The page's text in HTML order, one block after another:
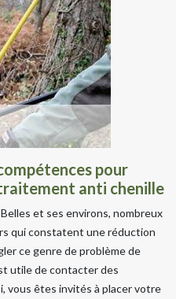
pour
anti chenille
et ses environs, nombreux
qui constatent une réduction
ce genre de problème de
utile de contacter des
vous êtes invités à placer votre